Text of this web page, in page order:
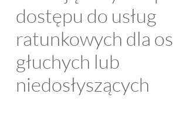
dostępu do usług
ratunkowych dla
głuchych lub
niedosłyszących